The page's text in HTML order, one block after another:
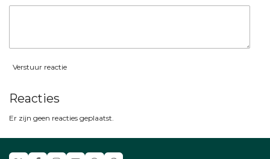
Verstuur reactie
Reacties
Er zijn geen reacties geplaatst.